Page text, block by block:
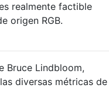
realmente factible
origen RGB.
Bruce Lindbloom,
diversas métricas de